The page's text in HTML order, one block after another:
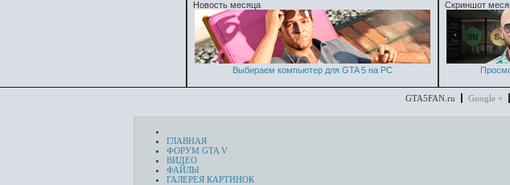
Новость месяца
Выбираем компьютер для GTA 5 на PC
Скриншот
GTA5FAN.ru Google +
ГЛАВНАЯ
ФОРУМ GTA V
ВИДЕО
ФАЙЛЫ
ГАЛЕРЕЯ КАРТИНОК